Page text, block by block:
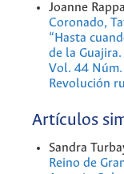
Joanne
Coronado,
“Hasta
de la Guajira.
Vol. 44
Revolución
Artículos
Sandra
Reino de